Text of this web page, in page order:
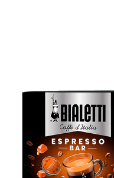
LEES VERDER